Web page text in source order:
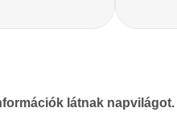
látnak